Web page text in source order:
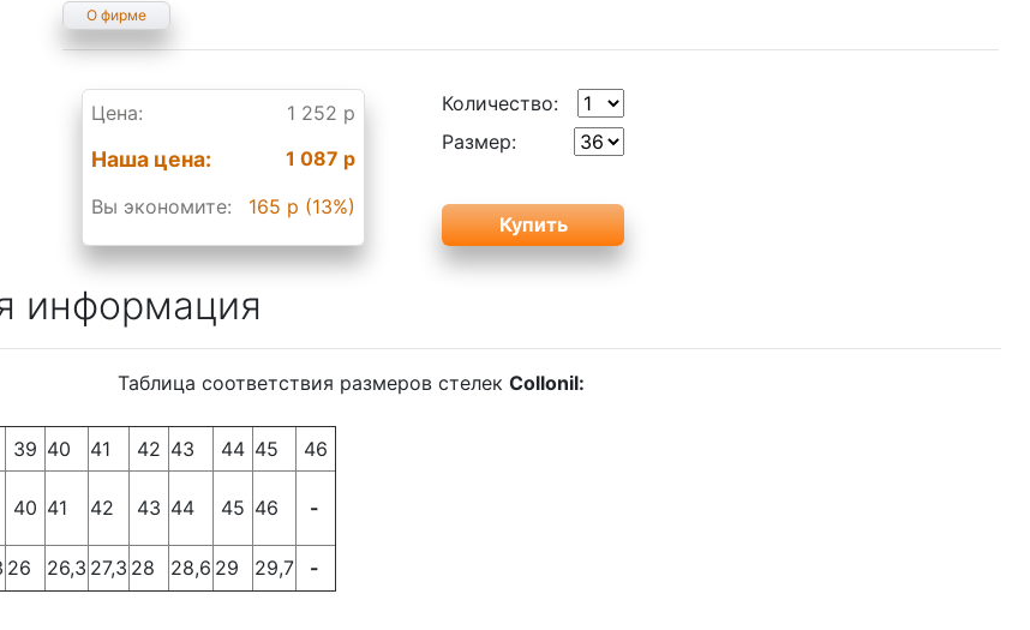
О фирме
Цена: 1 252 р
Наша цена:
1 087 р
Вы экономите:
165 р (13%)
Количество:
Размер:
информация
Таблица соответствия размеров стелек Collonil:
39 40 41 42 43 44 45
46
40 41 42 43 44 45 46 -
26 26,3 27,3 28 28,6 29 29,7 -